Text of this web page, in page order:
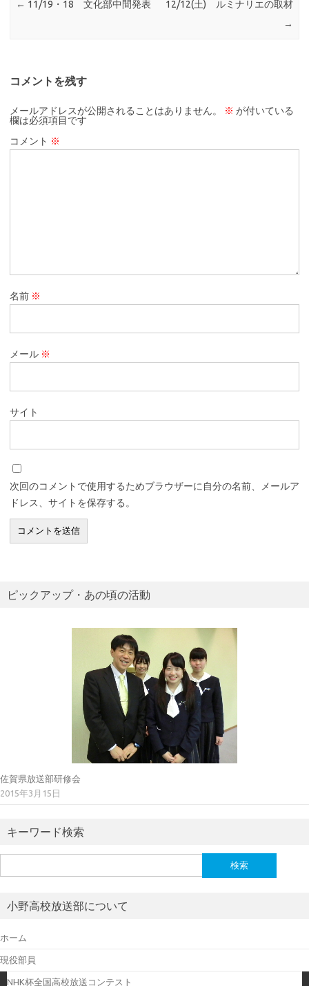
← 11/19・18 文化部中間発表
12/12(土) ルミナリエの取材
→
コメントを残す
メールアドレスが公開されることはありません。 ※ が付いている
欄は必須項目です
コメント ※
名前 ※
メール ※
サイト
次回のコメントで使用するためブラウザーに自分の名前、メールア
ドレス、サイトを保存する。
ピックアップ・あの頃の活動
佐賀県放送部研修会
2015年3月15日
キーワード検索
索:
小野高校放送部について
ホーム
現役部員
NHK杯全国高校放送コンテスト